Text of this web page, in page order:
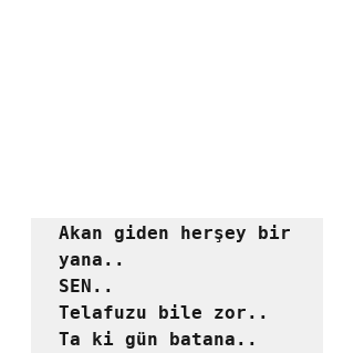
Akan giden herşey bir
yana..
SEN..
Telafuzu bile zor..
Ta ki gün batana..